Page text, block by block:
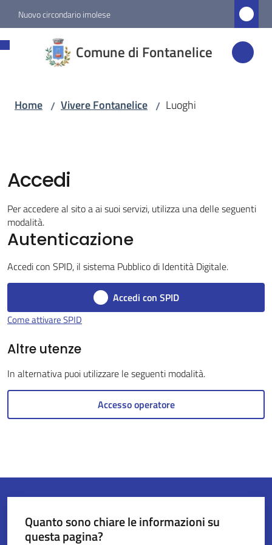
Vai al contenuto
Vai alla navigazione
Vai al footer
Nuovo circondario imolese
Comune di Fontanelice
Fontanelice
Amministrazione
Servizi
Vivere
Fontanelice
Menu selezionato
Servizi
on-
su
Home / Vivere Fontanelice / Luoghi
Accedi
Per accedere al sito a ai suoi servizi, utilizza una delle seguenti
modalità.
Autenticazione
Accedi con SPID, il sistema Pubblico di Identità Digitale.
Accedi con SPID
Come attivare SPID
Altre utenze
In alternativa puoi utilizzare le seguenti modalità.
Accesso operatore
Quanto sono chiare le informazioni su
questa pagina?